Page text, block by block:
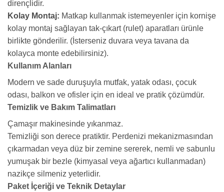
dirençlidir.
Kolay Montaj: Matkap kullanmak istemeyenler için kornişe
kolay montaj sağlayan tak-çıkart (rulet) aparatları ürünle
birlikte gönderilir. (İsterseniz duvara veya tavana da
kolayca monte edebilirsiniz).
Kullanım Alanları
Modern ve sade duruşuyla mutfak, yatak odası, çocuk
odası, balkon ve ofisler için en ideal ve pratik çözümdür.
Temizlik ve Bakım Talimatları
Çamaşır makinesinde yıkanmaz.
Temizliği son derece pratiktir. Perdenizi mekanizmasından
çıkarmadan veya düz bir zemine sererek, nemli ve sabunlu
yumuşak bir bezle (kimyasal veya ağartıcı kullanmadan)
nazikçe silmeniz yeterlidir.
Paket İçeriği ve Teknik Detaylar